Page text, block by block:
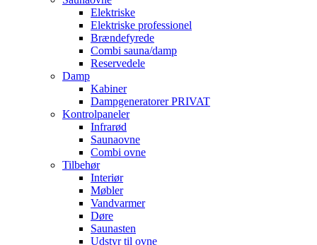
Elektriske
Elektriske professionel
Brændefyrede
Combi sauna/damp
Reservedele
Damp
Kabiner
Dampgeneratorer PRIVAT
Kontrolpaneler
Infrarød
Saunaovne
Combi ovne
Tilbehør
Interiør
Møbler
Vandvarmer
Døre
Saunasten
Udstyr til ovne